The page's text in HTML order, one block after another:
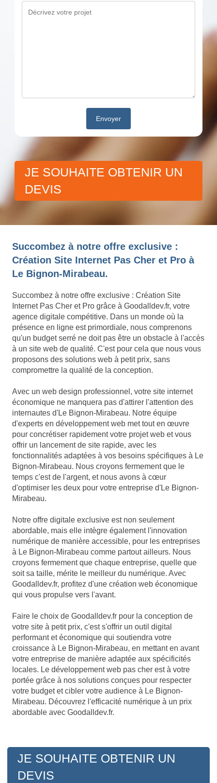
JE SOUHAITE OBTENIR UN
DEVIS
Succombez à notre offre exclusive :
Création Site Internet Pas Cher et Pro à
Le Bignon-Mirabeau.
Succombez à notre offre exclusive : Création Site
Internet Pas Cher et Pro grâce à Goodalldev.fr, votre
agence digitale compétitive. Dans un monde où la
présence en ligne est primordiale, nous comprenons
qu'un budget serré ne doit pas être un obstacle à l'accès
à un site web de qualité. C'est pour cela que nous vous
proposons des solutions web à petit prix, sans
compromettre la qualité de la conception.
Avec un web design professionnel, votre site internet
économique ne manquera pas d'attirer l'attention des
internautes d'Le Bignon-Mirabeau. Notre équipe
d'experts en développement web met tout en œuvre
pour concrétiser rapidement votre projet web et vous
offrir un lancement de site rapide, avec les
fonctionnalités adaptées à vos besoins spécifiques à Le
Bignon-Mirabeau. Nous croyons fermement que le
temps c'est de l'argent, et nous avons à cœur
d'optimiser les deux pour votre entreprise d'Le Bignon-
Mirabeau.
Notre offre digitale exclusive est non seulement
abordable, mais elle intègre également l'innovation
numérique de manière accessible, pour les entreprises
à Le Bignon-Mirabeau comme partout ailleurs. Nous
croyons fermement que chaque entreprise, quelle que
soit sa taille, mérite le meilleur du numérique. Avec
Goodalldev.fr, profitez d'une création web économique
qui vous propulse vers l'avant.
Faire le choix de Goodalldev.fr pour la conception de
votre site à petit prix, c'est s'offrir un outil digital
performant et économique qui soutiendra votre
croissance à Le Bignon-Mirabeau, en mettant en avant
votre entreprise de manière adaptée aux spécificités
locales. Le développement web pas cher est à votre
portée grâce à nos solutions conçues pour respecter
votre budget et cibler votre audience à Le Bignon-
Mirabeau. Découvrez l'efficacité numérique à un prix
abordable avec Goodalldev.fr.
JE SOUHAITE OBTENIR UN
DEVIS